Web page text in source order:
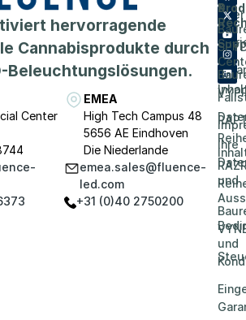
hervorragende
Cannabisprodukte durch
Beleuchtungslösungen.
Center
EMEA
High Tech Campus 48
5656 AE Eindhoven
Die Niederlande
emea.sales@fluence-
led.com
+31 (0)40 2750200
Über
&
Ihre
und
und